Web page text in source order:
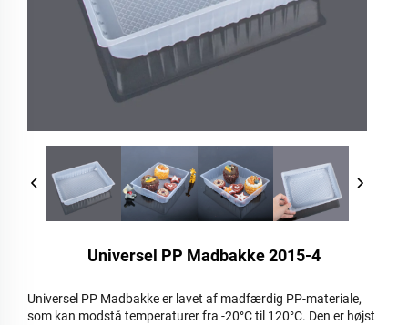
Universel PP Madbakke 2015-4
Universel PP Madbakke er lavet af madfærdig PP-materiale,
som kan modstå temperaturer fra -20°C til 120°C. Den er højst